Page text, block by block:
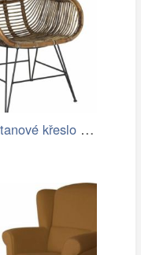
Hnědé ratanové křeslo Malang - 64*57*80…